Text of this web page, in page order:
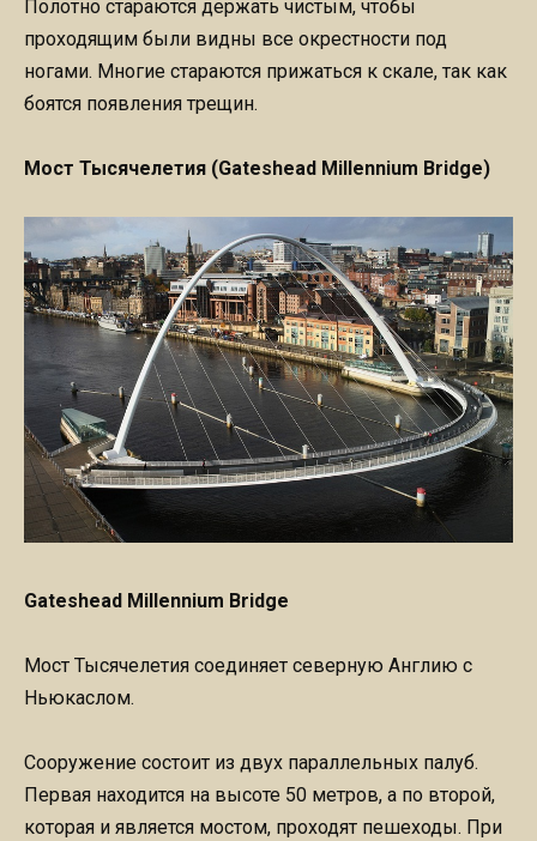
Полотно стараются держать чистым, чтобы
проходящим были видны все окрестности под
ногами. Многие стараются прижаться к скале, так как
боятся появления трещин.
Мост Тысячелетия (Gateshead Millennium Bridge)
Gateshead Millennium Bridge
Мост Тысячелетия соединяет северную Англию с
Ньюкаслом.
Сооружение состоит из двух параллельных палуб.
Первая находится на высоте 50 метров, а по второй,
которая и является мостом, проходят пешеходы. При